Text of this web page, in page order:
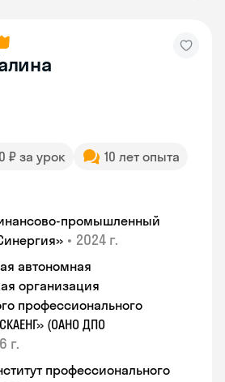
₽ за урок
10 лет опыта
промышленный
• 2024 г.
автономная
организация
профессионального
(ОАНО ДПО
г.
профессионального